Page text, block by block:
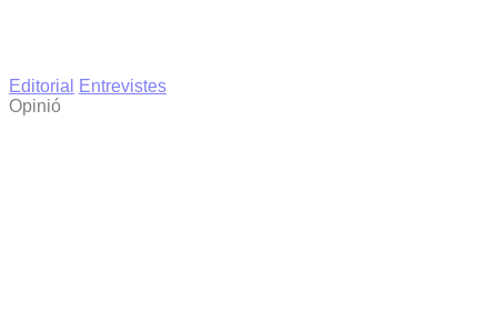
Editorial
Entrevistes
Opinió